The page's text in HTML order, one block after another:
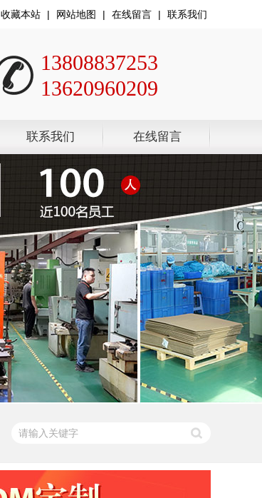
收藏本站 | 网站地图 | 在线留言 | 联系我们
13808837253
13620960209
联系我们 在线留言